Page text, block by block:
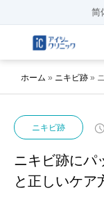
简
ホーム » ニキビ跡 »
ニキビ跡
ニキビ跡にパ
と正しいケア